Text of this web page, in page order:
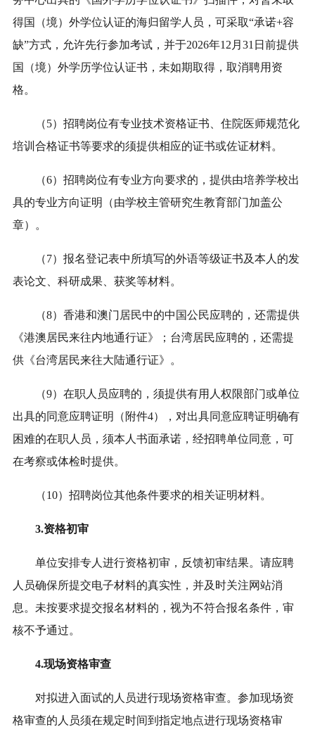
得国（境）外学位认证的海归留学人员，可采取“承诺+容
缺”方式，允许先行参加考试，并于2026年12 月31日前提供
国（境）外学历学位认证书，未如期取得，取消聘用资
格。
（5） 招聘岗位有专业技术资格证书、 住院医师规范化
培训合格证书等要求的须提供相应的证书或佐证材料。
（6） 招聘岗位有专业方向要求的，提供由培养学校出
具的专业方向证明（由学校主管研究生教育部门加盖公
章） 。
（7） 报名登记表中所填写的外语等级证书及本人的发
表论文、科研成果、获奖等材料。
（8）香港和澳门居民中的中国公民应聘的，还需提供
《港澳居民来往内地通行证》；台湾居民应聘的，还需提
供《台湾居民来往大陆通行证》。
（9） 在职人员应聘的，须提供有用人权限部门或单位
出具的同意应聘证明（附件4），对出具同意应聘证明确有
困难的在职人员，须本人书面承诺，经招聘单位同意 ， 可
在考察或体检时提供。
（10）招聘岗位其他条件要求的相关证明材料。
3.资格初审
单位安排专人进行资格初审，反馈初审结果。请应聘
人员确保所提交电子材料的真实性，并及时关注网站消
息。未按要求提交报名材料的，视为不符合报名条件，审
核不予通过。
4.现场资格审查
对拟进入面试的人员进行现场资格审查。参加现场资
格审查的人员须在规定时间到指定地点进行现场资格审